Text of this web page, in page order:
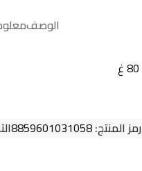
الوصف
رمز المنتج:8859601031058